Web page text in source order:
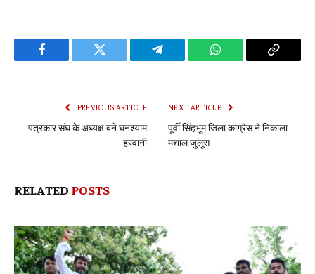
Facebook Twitter Telegram WhatsApp Copy
PREVIOUS ARTICLE
पत्रकार संघ के अध्यक्ष बने घनश्याम
हरवानी
NEXT ARTICLE
पूर्वी सिंहभूम जिला कांग्रेस ने निकाला
मशाल जुलूस
RELATED POSTS